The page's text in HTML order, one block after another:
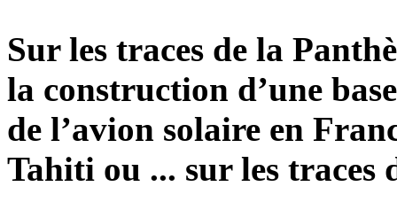
Sur les traces de la
la construction d’une
de l’avion solaire en
Tahiti ou ... sur les traces